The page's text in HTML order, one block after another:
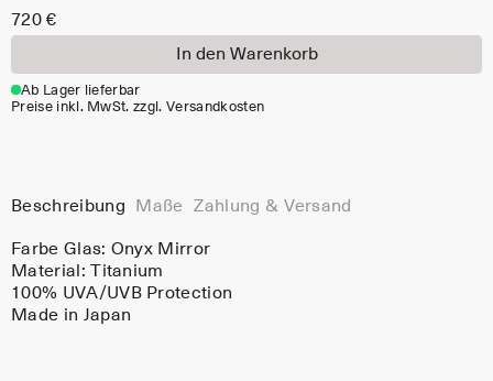
720 €
In den Warenkorb
Ab Lager lieferbar
Preise inkl. MwSt. zzgl. Versandkosten
Beschreibung Maße Zahlung & Versand
Farbe Glas: Onyx Mirror
Material:Titanium
100% UVA/UVB Protection
Made in Japan